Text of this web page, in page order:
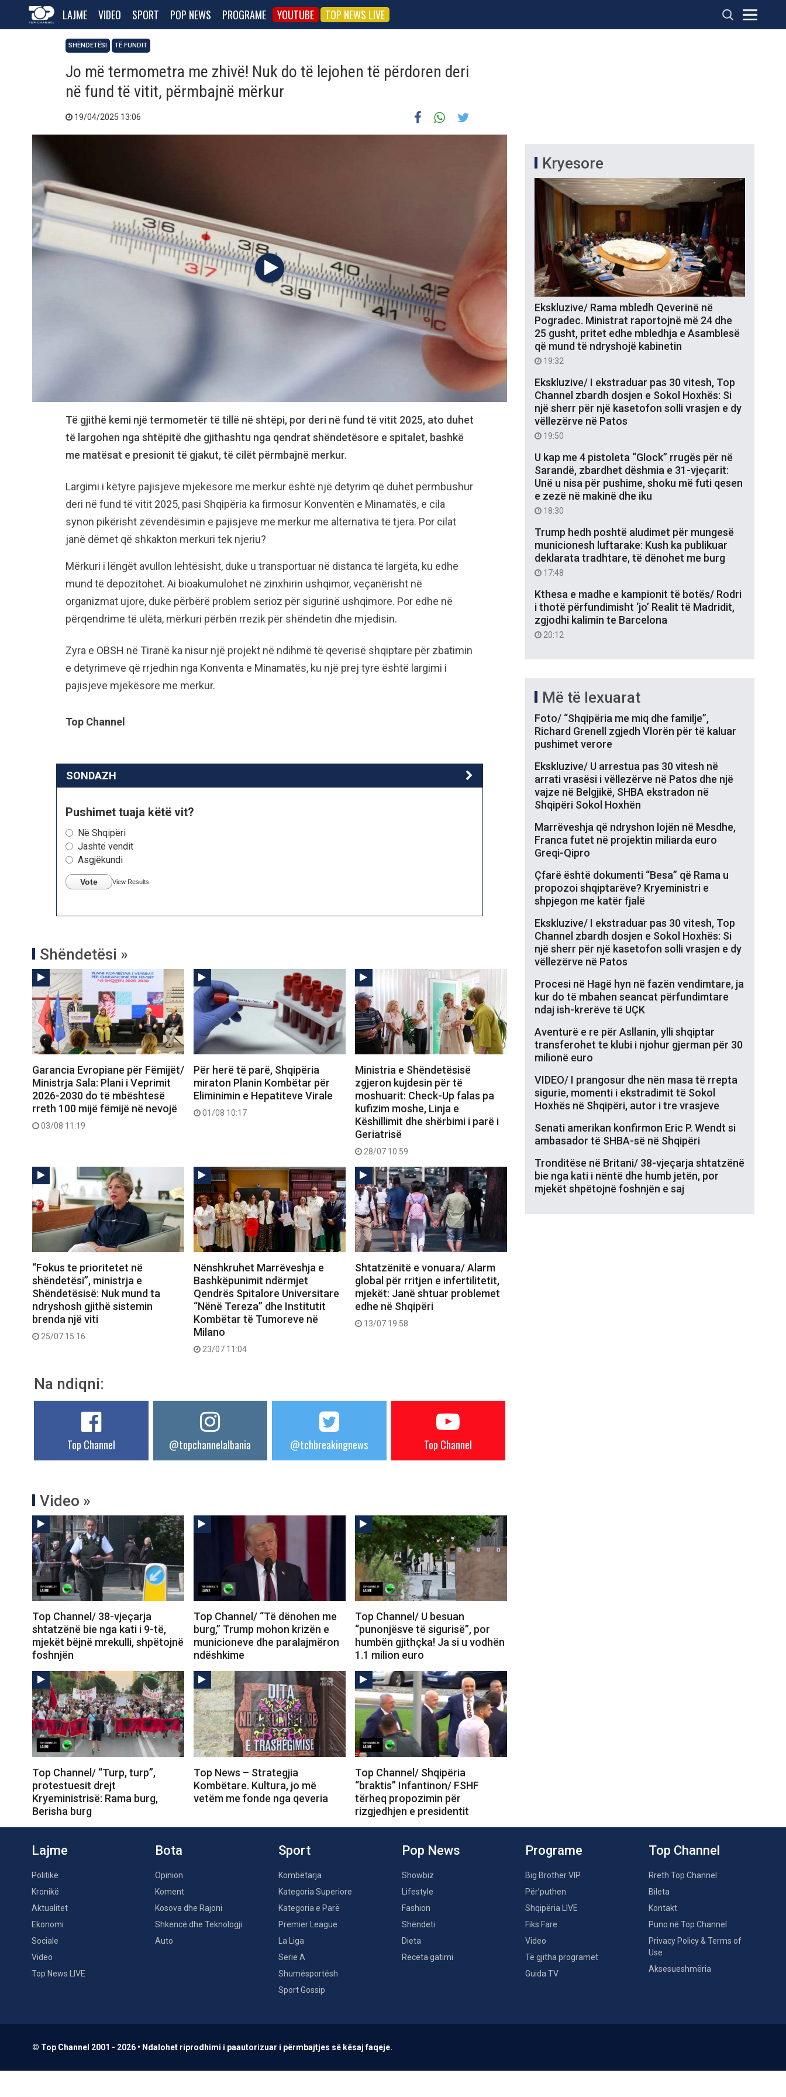
LAJME VIDEO SPORT POP NEWS PROGRAME YOUTUBE TOP NEWS LIVE
SHËNDETËSI TË FUNDIT
Jo më termometra me zhivë! Nuk do të lejohen të përdoren deri
në fund të vitit, përmbajnë mërkur
19/04/2025 13:06
Të gjithë kemi një termometër të tillë në shtëpi, por deri në fund të vitit 2025, ato duhet
të largohen nga shtëpitë dhe gjithashtu nga qendrat shëndetësore e spitalet, bashkë
me matësat e presionit të gjakut, të cilët përmbajnë merkur.
Largimi i këtyre pajisjeve mjekësore me merkur është një detyrim që duhet përmbushur
deri në fund të vitit 2025, pasi Shqipëria ka firmosur Konventën e Minamatës, e cila
synon pikërisht zëvendësimin e pajisjeve me merkur me alternativa të tjera. Por cilat
janë dëmet që shkakton merkuri tek njeriu?
Mërkuri i lëngët avullon lehtësisht, duke u transportuar në distanca të largëta, ku edhe
mund të depozitohet. Ai bioakumulohet në zinxhirin ushqimor, veçanërisht në
organizmat ujore, duke përbërë problem serioz për sigurinë ushqimore. Por edhe në
përqendrime të ulëta, mërkuri përbën rrezik për shëndetin dhe mjedisin.
Zyra e OBSH në Tiranë ka nisur një projekt në ndihmë të qeverisë shqiptare për zbatimin
e detyrimeve që rrjedhin nga Konventa e Minamatës, ku një prej tyre është largimi i
pajisjeve mjekësore me merkur.
Top Channel
SONDAZH
Pushimet tuaja këtë vit?
Në Shqipëri
Jashtë vendit
Asgjëkundi
Vote View Results
Shëndetësi »
Garancia Evropiane për Fëmijët/
Ministrja Sala: Plani i Veprimit
2026-2030 do të mbështesë
rreth 100 mijë fëmijë në nevojë
03/08 11:19
Për herë të parë, Shqipëria
miraton Planin Kombëtar për
Eliminimin e Hepatiteve Virale
01/08 10:17
Ministria e Shëndetësisë
zgjeron kujdesin për të
moshuarit: Check-Up falas pa
kufizim moshe, Linja e
Këshillimit dhe shërbimi i parë i
Geriatrisë
28/07 10:59
“Fokus te prioritetet në
shëndetësi”, ministrja e
Shëndetësisë: Nuk mund ta
ndryshosh gjithë sistemin
brenda një viti
25/07 15:16
Nënshkruhet Marrëveshja e
Bashkëpunimit ndërmjet
Qendrës Spitalore Universitare
“Nënë Tereza” dhe Institutit
Kombëtar të Tumoreve në
Milano
23/07 11:04
Shtatzënitë e vonuara/ Alarm
global për rritjen e infertilitetit,
mjekët: Janë shtuar problemet
edhe në Shqipëri
13/07 19:58
Na ndiqni:
Top Channel @topchannelalbania @tchbreakingnews Top Channel
Video »
Top Channel/ 38-vjeçarja
shtatzënë bie nga kati i 9-të,
mjekët bëjnë mrekulli, shpëtojnë
foshnjën
Top Channel/ “Të dënohen me
burg,” Trump mohon krizën e
municioneve dhe paralajmëron
ndëshkime
Top Channel/ U besuan
“punonjësve të sigurisë”, por
humbën gjithçka! Ja si u vodhën
1.1 milion euro
Top Channel/ “Turp, turp”,
protestuesit drejt
Kryeministrisë: Rama burg,
Berisha burg
Top News – Strategjia
Kombëtare. Kultura, jo më
vetëm me fonde nga qeveria
Top Channel/ Shqipëria
“braktis” Infantinon/ FSHF
tërheq propozimin për
rizgjedhjen e presidentit
Kryesore
Ekskluzive/ Rama mbledh Qeverinë në
Pogradec. Ministrat raportojnë më 24 dhe
25 gusht, pritet edhe mbledhja e Asamblesë
që mund të ndryshojë kabinetin
19:32
Ekskluzive/ I ekstraduar pas 30 vitesh, Top
Channel zbardh dosjen e Sokol Hoxhës: Si
një sherr për një kasetofon solli vrasjen e dy
vëllezërve në Patos
19:50
U kap me 4 pistoleta “Glock” rrugës për në
Sarandë, zbardhet dëshmia e 31-vjeçarit:
Unë u nisa për pushime, shoku më futi qesen
e zezë në makinë dhe iku
18:30
Trump hedh poshtë aludimet për mungesë
municionesh luftarake: Kush ka publikuar
deklarata tradhtare, të dënohet me burg
17:48
Kthesa e madhe e kampionit të botës/ Rodri
i thotë përfundimisht ‘jo’ Realit të Madridit,
zgjodhi kalimin te Barcelona
20:12
Më të lexuarat
Foto/ “Shqipëria me miq dhe familje”,
Richard Grenell zgjedh Vlorën për të kaluar
pushimet verore
Ekskluzive/ U arrestua pas 30 vitesh në
arrati vrasësi i vëllezërve në Patos dhe një
vajze në Belgjikë, SHBA ekstradon në
Shqipëri Sokol Hoxhën
Marrëveshja që ndryshon lojën në Mesdhe,
Franca futet në projektin miliarda euro
Greqi-Qipro
Çfarë është dokumenti “Besa” që Rama u
propozoi shqiptarëve? Kryeministri e
shpjegon me katër fjalë
Ekskluzive/ I ekstraduar pas 30 vitesh, Top
Channel zbardh dosjen e Sokol Hoxhës: Si
një sherr për një kasetofon solli vrasjen e dy
vëllezërve në Patos
Procesi në Hagë hyn në fazën vendimtare, ja
kur do të mbahen seancat përfundimtare
ndaj ish-krerëve të UÇK
Aventurë e re për Asllanin, ylli shqiptar
transferohet te klubi i njohur gjerman për 30
milionë euro
VIDEO/ I prangosur dhe nën masa të rrepta
sigurie, momenti i ekstradimit të Sokol
Hoxhës në Shqipëri, autor i tre vrasjeve
Senati amerikan konfirmon Eric P. Wendt si
ambasador të SHBA-së në Shqipëri
Tronditëse në Britani/ 38-vjeçarja shtatzënë
bie nga kati i nëntë dhe humb jetën, por
mjekët shpëtojnë foshnjën e saj
Lajme
Politikë
Kronikë
Aktualitet
Ekonomi
Sociale
Video
Top News LIVE
Bota
Opinion
Koment
Kosova dhe Rajoni
Shkencë dhe Teknologji
Auto
Sport
Kombëtarja
Kategoria Superiore
Kategoria e Parë
Premier League
La Liga
Serie A
Shumësportësh
Sport Gossip
Pop News
Showbiz
Lifestyle
Fashion
Shëndeti
Dieta
Receta gatimi
Programe
Big Brother VIP
Për’puthen
Shqipëria LIVE
Fiks Fare
Video
Të gjitha programet
Guida TV
Top Channel
Rreth Top Channel
Bileta
Kontakt
Puno në Top Channel
Privacy Policy & Terms of
Use
Aksesueshmëria
© Top Channel 2001 - 2026 • Ndalohet riprodhimi i paautorizuar i përmbajtjes së kësaj faqeje.